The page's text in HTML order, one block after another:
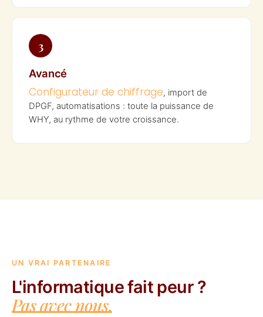
3
Avancé
Configurateur de chiffrage, import de
DPGF, automatisations : toute la puissance de
WHY, au rythme de votre croissance.
UN VRAI PARTENAIRE
L'informatique fait peur ?
Pas avec nous.